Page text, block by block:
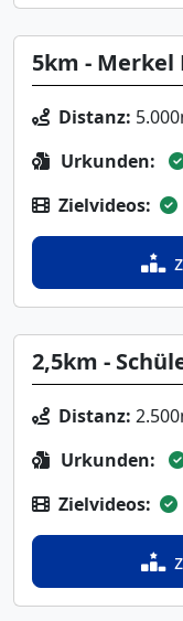
5km - Merkel
Distanz:
Urkunden:
Zielvideos:
2,5km -
Distanz:
Urkunden:
Zielvideos: